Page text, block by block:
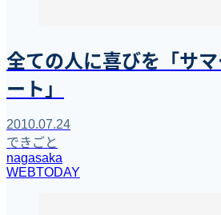
全ての人に喜びを「サ
ート」
2010.07.24
できごと
nagasaka
WEBTODAY